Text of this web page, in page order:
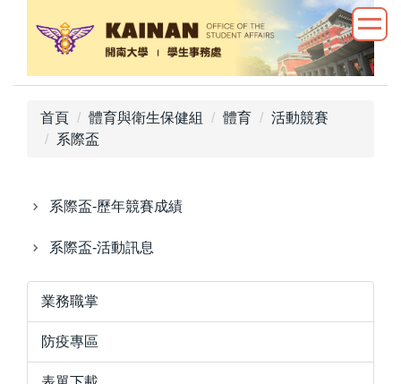
首頁 體育與衛生保健組 體育
活動競賽
系際盃
系際盃-歷年競賽成績
系際盃-活動訊息
業務職掌
防疫專區